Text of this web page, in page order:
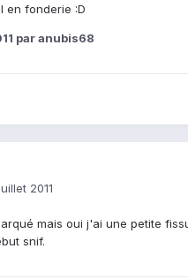
en fonderie :D
par anubis68
2011
mais oui j'ai une petite
snif.